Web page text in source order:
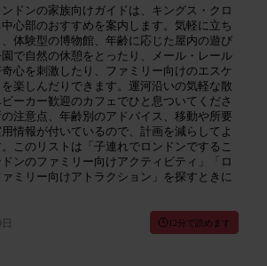
ドンの家族向けガイドは、キングス・クロ
心部のおすすめを案内します。気軽に立ち
体験型の博物館、年齢に応じた屋内の遊び
で自然の休憩をとったり、メール・レール
心を刺激したり、ファミリー向けのエスケ
楽しんだりできます。運河沿いの気軽な散
ーカー歓迎のカフェでひと息ついてくださ
注意点、年齢別のアドバイス、移動や所要
情報が付いているので、計画を減らしてよ
このリストは「子連れでロンドンでするこ
ンのファミリー向けアクティビティ」「ロ
ミリー向けアトラクション」を探すときに
12分で読めます